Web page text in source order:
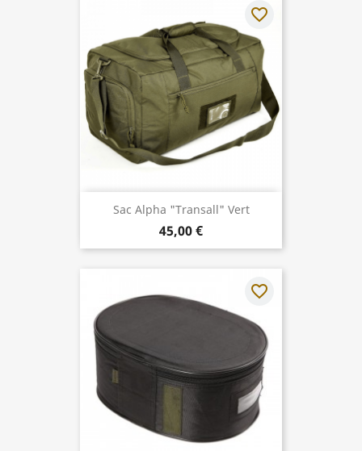
Sac Alpha "Transall" Vert
45,00 €
favorite_border
favorite_border